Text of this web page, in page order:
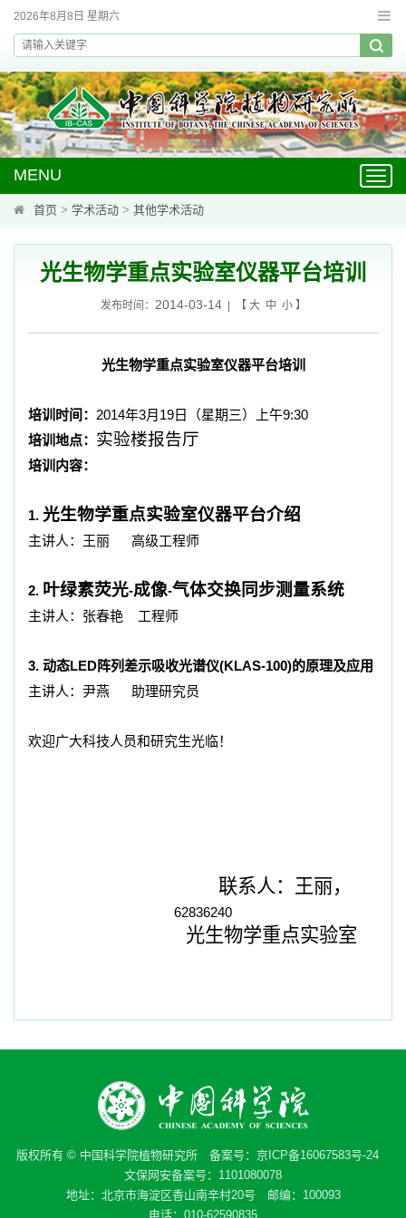
2026年8月8日 星期六
MENU
首页 > 学术活动 > 其他学术活动
光生物学重点实验室仪器平台培训
发布时间： 2014-03-14| 【 大 中 小】
光生物学重点实验室仪器平台培训
培训时间： 2014年3月 19日（星期三）上午9:30
培训地点： 实验楼报告厅
培训内容：
1. 光生物学重点实验室仪器平台介绍
主讲人：王丽 高级工程师
2. 叶绿素荧光-成像-气体交换同步测量系统
主讲人：张春艳 工程师
3. 动态LED阵列差示吸收光谱仪(KLAS-100)的原理及应用
主讲人：尹燕
助理研究员
欢迎广大科技人员和研究生光临！
联系人：王丽，
62836240
光生物学重点实验室
版权所有 © 中国科学院植物研究所 备案号： 京ICP备16067583号-24
文保网安备案号：1101080078
地址：北京市海淀区香山南辛村20号 邮编：100093
电话：010-62590835